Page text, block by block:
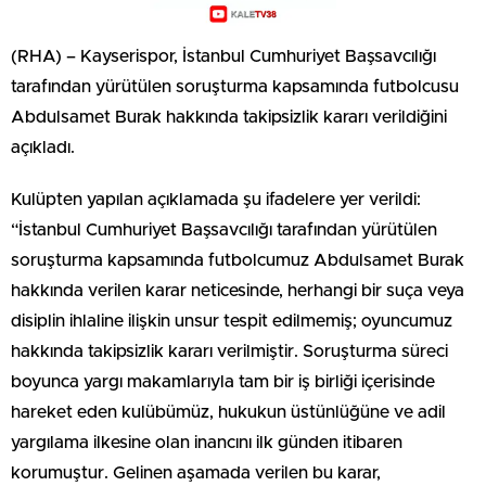
(RHA) – Kayserispor, İstanbul Cumhuriyet Başsavcılığı
tarafından yürütülen soruşturma kapsamında futbolcusu
Abdulsamet Burak hakkında takipsizlik kararı verildiğini
açıkladı.
Kulüpten yapılan açıklamada şu ifadelere yer verildi:
“İstanbul Cumhuriyet Başsavcılığı tarafından yürütülen
soruşturma kapsamında futbolcumuz Abdulsamet Burak
hakkında verilen karar neticesinde, herhangi bir suça veya
disiplin ihlaline ilişkin unsur tespit edilmemiş; oyuncumuz
hakkında takipsizlik kararı verilmiştir. Soruşturma süreci
boyunca yargı makamlarıyla tam bir iş birliği içerisinde
hareket eden kulübümüz, hukukun üstünlüğüne ve adil
yargılama ilkesine olan inancını ilk günden itibaren
korumuştur. Gelinen aşamada verilen bu karar,